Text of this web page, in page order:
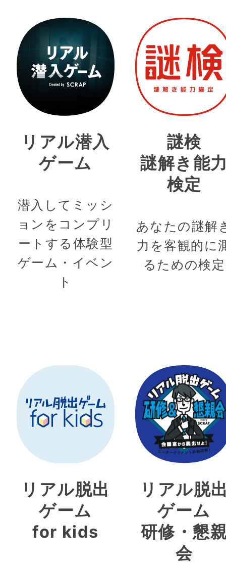
リアル潜入
ゲーム
潜入してミッシ
ョンをコンプリ
ートする体験型
ゲーム・イベン
ト
謎検
謎解き能
検定
あなたの謎解
力を客観的に
るための検定
リアル脱出
ゲーム
for kids
リアル脱
ゲーム
研修・懇
会